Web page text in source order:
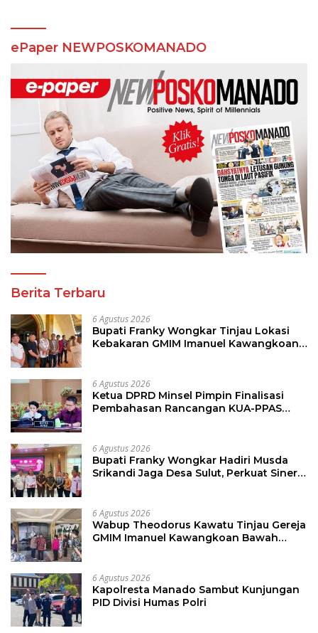
ePaper NEWPOSKOMANADO
Berita Terbaru
6 Agustus 2026
Bupati Franky Wongkar Tinjau Lokasi
Kebakaran GMIM Imanuel Kawangkoan
6 Agustus 2026
Ketua DPRD Minsel Pimpin Finalisasi
Pembahasan Rancangan KUA-PPAS
6 Agustus 2026
Bupati Franky Wongkar Hadiri Musda
Srikandi Jaga Desa Sulut, Perkuat Sinergi
6 Agustus 2026
Wabup Theodorus Kawatu Tinjau Gereja
GMIM Imanuel Kawangkoan Bawah
6 Agustus 2026
Kapolresta Manado Sambut Kunjungan
PID Divisi Humas Polri